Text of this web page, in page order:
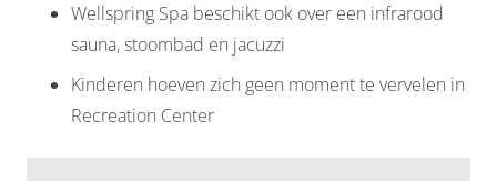
Wellspring Spa beschikt ook over een infrarood
sauna, stoombad en jacuzzi
Kinderen hoeven zich geen moment te vervelen in
Recreation Center